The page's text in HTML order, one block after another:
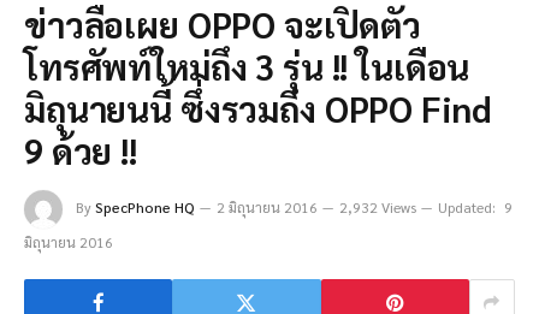
ข่าวลือเผย OPPO จะเปิดตัว
โทรศัพท์ใหม่ถึง 3 รุ่น !! ในเดือน
มิถุนายนนี้ ซึ่งรวมถึง OPPO Find
9 ด้วย !!
BySpecPhone HQ 2 มิถุนายน 2016 2,932 Views Updated: 9
มิถุนายน 2016